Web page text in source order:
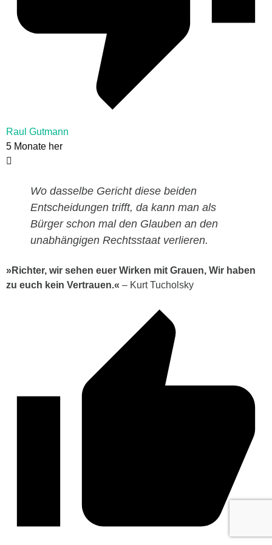
Raul Gutmann
5 Monate her
Wo dasselbe Gericht diese beiden
Entscheidungen trifft, da kann man als
Bürger schon mal den Glauben an den
unabhängigen Rechtsstaat verlieren.
»Richter, wir sehen euer Wirken mit Grauen, Wir haben
zu euch kein Vertrauen.« – Kurt Tucholsky